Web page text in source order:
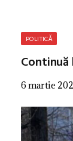
POLITICĂ
Continuă
6 martie